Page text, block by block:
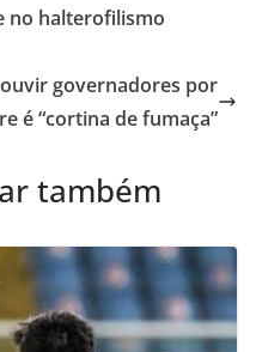
no halterofilismo
governadores por
é “cortina de fumaça”
também